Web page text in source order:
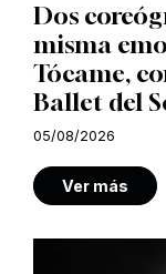
Dos
misma
Tócame,
Ballet del
05/08/2026
Ver más